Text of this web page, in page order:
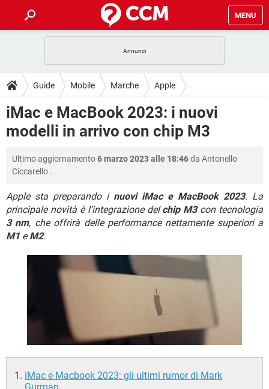
MENU
INTRATTENIMENTO ANDROID
iOS WINDOWS 10
INSTAGRAM WHATSAPP
HARDWARE
GUIDE
COVID-19 GAMING
INTRATTENIMENTO ANDROID
WINDOWS 10
INSTAGRAM WHATSAPP
HARDWARE
DOWNLOAD
COVID-19 GAMING
iOS
INSTAGRAM WHATSAPP
TIKTOK FACEBOOK
HARDWARE
FORUM
COVID-19 GAMING
iOS WINDOWS 10
INSTAGRAM WHATSAPP
TIKTOK
GLOSSARIO
COVID-19 GAMING
INTRATTENIMENTO ANDROID
iOS
HARDWARE
Guide Mobile Marche Apple
iMac e MacBook 2023: i nuovi
modelli in arrivo con chip M3
Ultimo aggiornamento6 marzo 2023 alle 18:46da Antonello
Ciccarello .
Apple sta preparando i nuovi iMac e MacBook 2023. La
principale novità è l’integrazione delchip M3con tecnologia
3 nm, che offrirà delle performance nettamente superiori a
M1 eM2.
iMac e Macbook 2023: gli ultimi rumor di Mark